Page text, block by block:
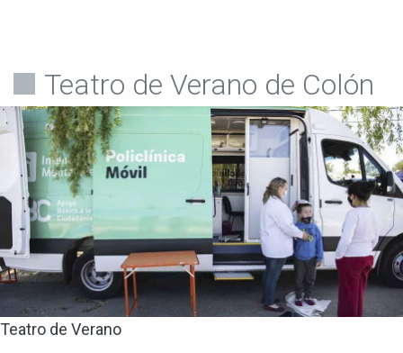
Teatro de Verano de Colón
Teatro de Verano